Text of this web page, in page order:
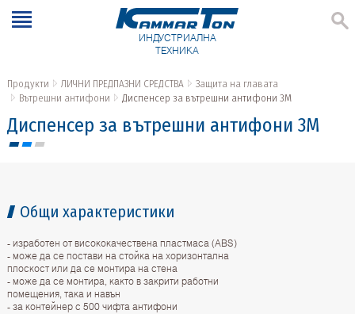
ИНДУСТРИАЛНА
ТЕХНИКА
Продукти ЛИЧНИ ПРЕДПАЗНИ СРЕДСТВА
Защита на главата
Вътрешни антифони
Диспенсер за вътрешни антифони 3М
Диспенсер за вътрешни антифони 3М
Общи характеристики
- изработен от висококачествена пластмаса (ABS)
- може да се постави на стойка на хоризонтална
плоскост или да се монтира на стена
- може да се монтира, както в закрити работни
помещения, така и навън
- за контейнер с 500 чифта антифони